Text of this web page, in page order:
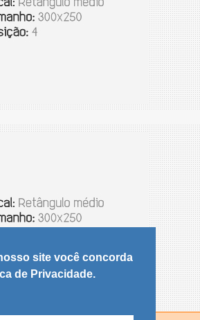
site você concorda
de Privacidade.